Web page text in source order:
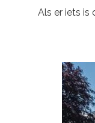
Als er iets is